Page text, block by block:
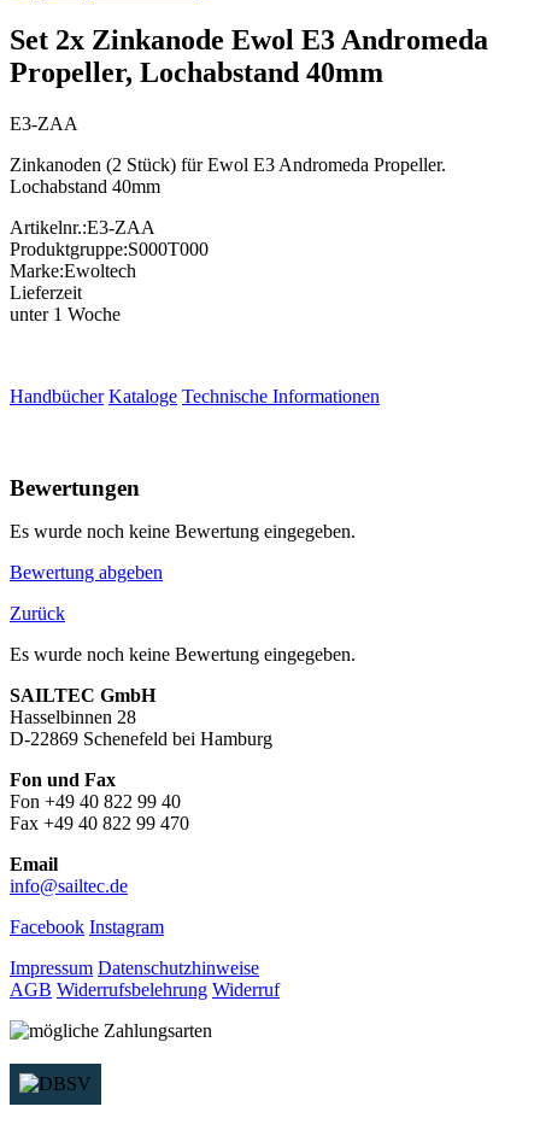
Set 2x Zinkanode Ewol E3 Andromeda
Propeller, Lochabstand 40mm
E3-ZAA
Zinkanoden (2 Stück) für Ewol E3 Andromeda Propeller.
Lochabstand 40mm
Artikelnr.:E3-ZAA
Produktgruppe:S000T000
Marke:Ewoltech
Lieferzeit
unter 1 Woche
Handbücher Kataloge Technische Informationen
Bewertungen
Es wurde noch keine Bewertung eingegeben.
Bewertung abgeben
Zurück
Es wurde noch keine Bewertung eingegeben.
SAILTEC GmbH
Hasselbinnen 28
D-22869 Schenefeld bei Hamburg
Fon und Fax
Fon +49 40 822 99 40
Fax +49 40 822 99 470
Email
info@sailtec.de
Facebook Instagram
Impressum Datenschutzhinweise
AGB Widerrufsbelehrung Widerruf